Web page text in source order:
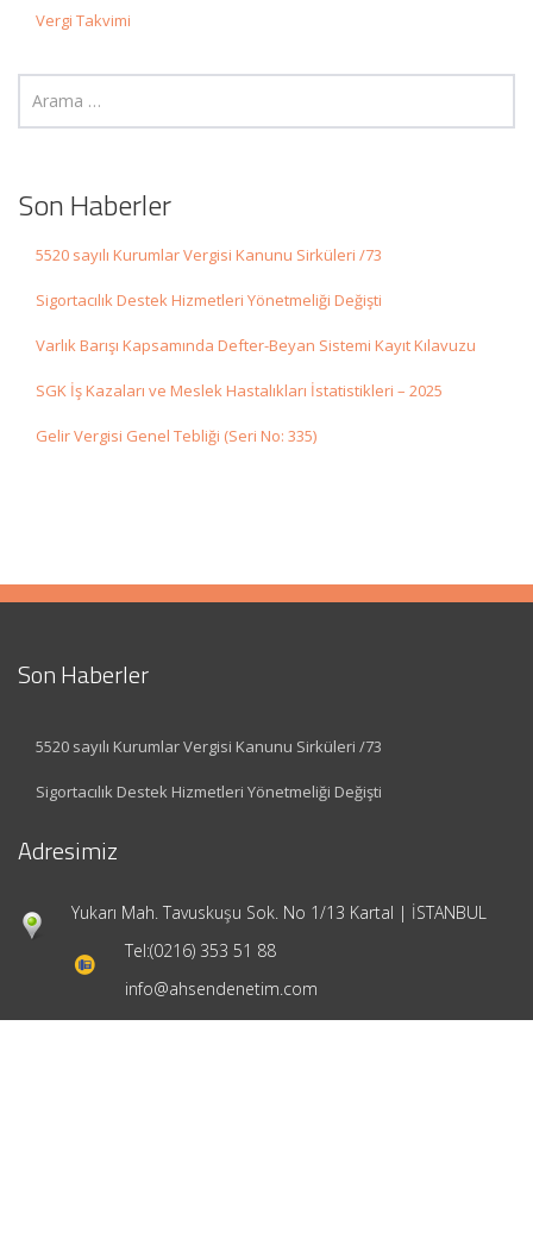
Vergi Takvimi
Son Haberler
5520 sayılı Kurumlar Vergisi Kanunu Sirküleri /73
Sigortacılık Destek Hizmetleri Yönetmeliği Değişti
Varlık Barışı Kapsamında Defter-Beyan Sistemi Kayıt Kılavuzu
SGK İş Kazaları ve Meslek Hastalıkları İstatistikleri – 2025
Gelir Vergisi Genel Tebliği (Seri No: 335)
Son Haberler
5520 sayılı Kurumlar Vergisi Kanunu Sirküleri /73
Sigortacılık Destek Hizmetleri Yönetmeliği Değişti
Adresimiz
Yukarı Mah. Tavuskuşu Sok. No 1/13 Kartal | İSTANBUL
Tel:(0216) 353 51 88
info@ahsendenetim.com